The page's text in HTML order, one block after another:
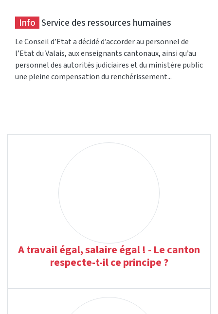
Info Service des ressources humaines
Le Conseil d’Etat a décidé d’accorder au personnel de
l’Etat du Valais, aux enseignants cantonaux, ainsi qu’au
personnel des autorités judiciaires et du ministère public
une pleine compensation du renchérissement...
A travail égal, salaire égal ! - Le canton
respecte-t-il ce principe ?